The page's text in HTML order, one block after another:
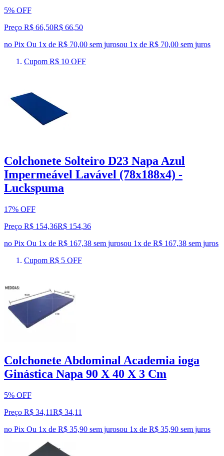
5% OFF
Preço R$ 66,50R$ 66,50
no Pix Ou 1x de R$ 70,00 sem jurosou 1x de R$ 70,00 sem juros
Cupom R$ 10 OFF
Colchonete Solteiro D23 Napa Azul
Impermeável Lavável (78x188x4) -
Luckspuma
17% OFF
Preço R$ 154,36R$ 154,36
no Pix Ou 1x de R$ 167,38 sem jurosou 1x de R$ 167,38 sem juros
Cupom R$ 5 OFF
Colchonete Abdominal Academia ioga
Ginástica Napa 90 X 40 X 3 Cm
5% OFF
Preço R$ 34,11R$ 34,11
no Pix Ou 1x de R$ 35,90 sem jurosou 1x de R$ 35,90 sem juros